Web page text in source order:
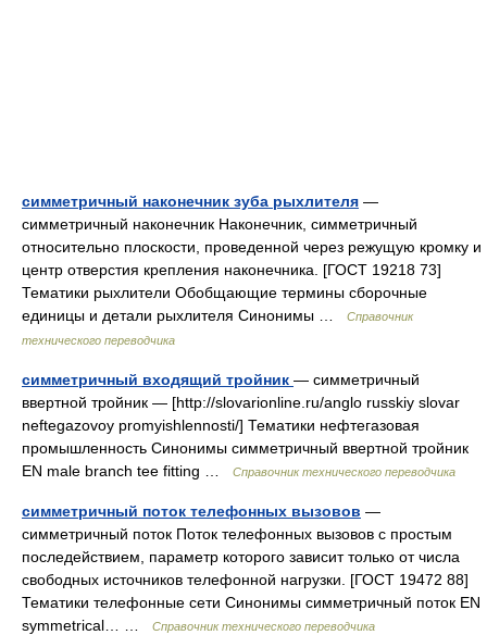
симметричный наконечник зуба рыхлителя —
симметричный наконечник Наконечник, симметричный
относительно плоскости, проведенной через режущую кромку и
центр отверстия крепления наконечника. [ГОСТ 19218 73]
Тематики рыхлители Обобщающие термины сборочные
единицы и детали рыхлителя Синонимы …
Справочник
технического переводчика
симметричный входящий тройник — симметричный
ввертной тройник — [http://slovarionline.ru/anglo russkiy slovar
neftegazovoy promyishlennosti/] Тематики нефтегазовая
промышленность Синонимы симметричный ввертной тройник
EN male branch tee fitting …
Справочник технического переводчика
симметричный поток телефонных вызовов —
симметричный поток Поток телефонных вызовов с простым
последействием, параметр которого зависит только от числа
свободных источников телефонной нагрузки. [ГОСТ 19472 88]
Тематики телефонные сети Синонимы симметричный поток EN
symmetrical… …
Справочник технического переводчика